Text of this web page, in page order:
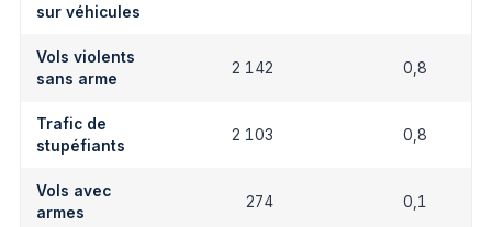
sur véhicules
Vols violents
sans arme
2 142 0,8
Trafic de
stupéfiants
2 103 0,8
Vols avec
armes
274 0,1